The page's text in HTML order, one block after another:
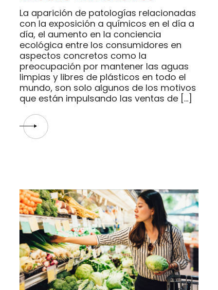
La aparición de patologías relacionadas
con la exposición a químicos en el día a
día, el aumento en la conciencia
ecológica entre los consumidores en
aspectos concretos como la
preocupación por mantener las aguas
limpias y libres de plásticos en todo el
mundo, son solo algunos de los motivos
que están impulsando las ventas de […]